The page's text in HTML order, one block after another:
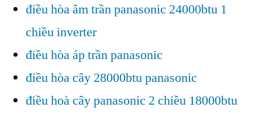
điều hòa âm trần panasonic 24000btu 1
chiều inverter
điều hòa áp trần panasonic
điều hòa cây 28000btu panasonic
điều hoà cây panasonic 2 chiều 18000btu